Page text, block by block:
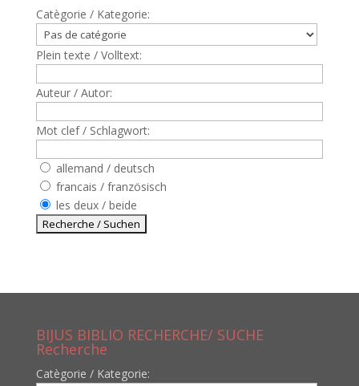
Catègorie / Kategorie:
Plein texte / Volltext:
Auteur / Autor:
Mot clef / Schlagwort:
allemand / deutsch
francais / französisch
les deux / beide
BIJUS BIBLIO RECHERCHE/ SUCHE
Recherche
Catègorie / Kategorie: